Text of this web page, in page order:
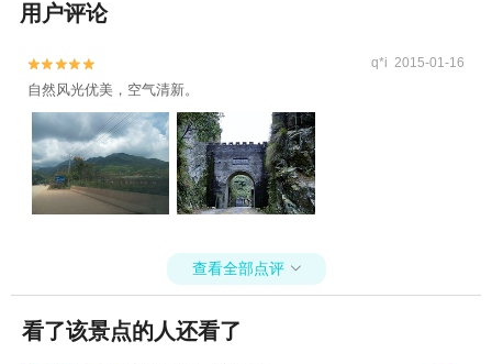
用户评论

 q*i 2015-01-16
自然风光优美，空气清新。
查看全部点评 
看了该景点的人还看了